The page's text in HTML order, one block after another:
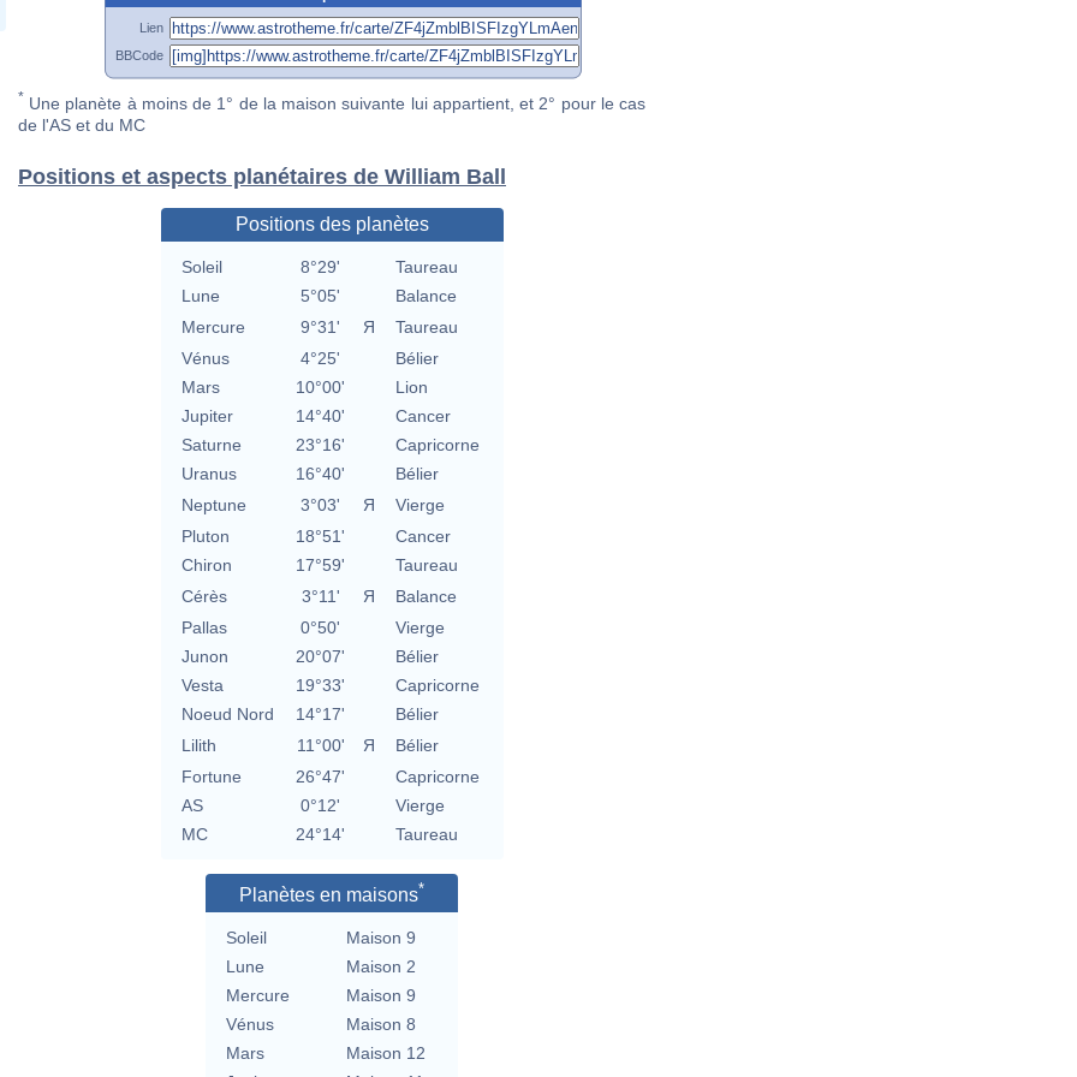
Lien
BBCode
* Une planète à moins de 1° de la maison suivante lui appartient, et 2° pour le cas
de l'AS et du MC
Positions et aspects planétaires de William Ball
Positions des planètes
Soleil 8°29'
Taureau
Lune
5°05'
Balance
Mercure
9°31' Я
Taureau
Vénus
4°25'
Bélier
Mars
10°00'
Lion
Jupiter
14°40'
Cancer
Saturne
23°16'
Capricorne
Uranus
16°40'
Bélier
Neptune
3°03' Я
Vierge
Pluton
18°51'
Cancer
Chiron
17°59'
Taureau
Cérès
3°11' Я
Balance
Pallas
0°50'
Vierge
Junon
20°07'
Bélier
Vesta
19°33'
Capricorne
Noeud Nord
14°17'
Bélier
Lilith
11°00' Я
Bélier
Fortune
26°47'
Capricorne
AS
0°12'
Vierge
MC
24°14' Taureau
Planètes en maisons*
Soleil
Maison 9
Lune
Maison 2
Mercure
Maison 9
Vénus
Maison 8
Mars
Maison 12